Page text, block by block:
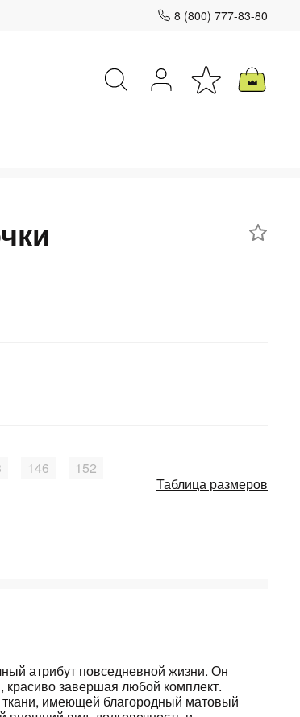
8 (800) 777-83-80
146
152
Таблица размеров
атрибут повседневной жизни. Он
завершая любой комплект.
имеющей благородный матовый